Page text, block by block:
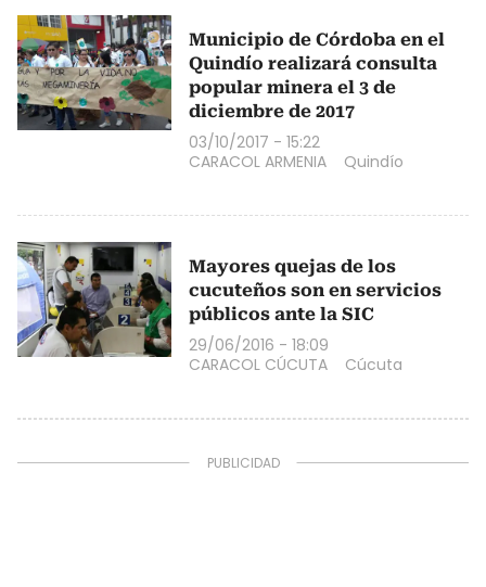
Municipio de Córdoba en el
Quindío realizará consulta
popular minera el 3 de
diciembre de 2017
03/10/2017 - 15:22
CARACOL ARMENIA
Quindío
Mayores quejas de los
cucuteños son en servicios
públicos ante la SIC
29/06/2016 - 18:09
CARACOL CÚCUTA
Cúcuta